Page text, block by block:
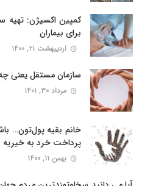
کمپین اکسیژن: تهیه
برای بیماران
اردیبهشت ۲۱, ۱۴۰۰
سازمان مستقل یعنی
مرداد ۳۰, ۱۴۰۱
خانم بقیه پول‌تون…
پرداخت خرد به خیریه
بهمن ۱۱, ۱۴۰۰